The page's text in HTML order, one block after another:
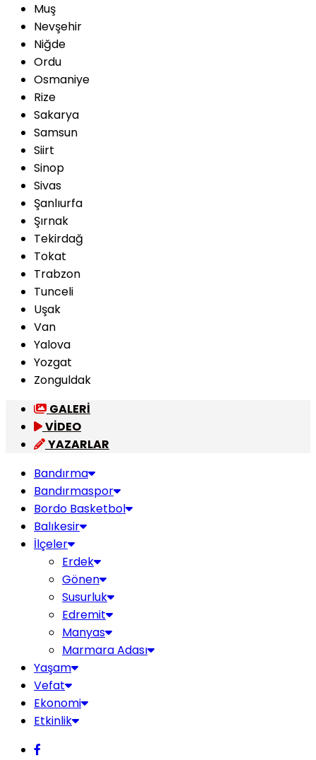
Muş
Nevşehir
Niğde
Ordu
Osmaniye
Rize
Sakarya
Samsun
Siirt
Sinop
Sivas
Şanlıurfa
Şırnak
Tekirdağ
Tokat
Trabzon
Tunceli
Uşak
Van
Yalova
Yozgat
Zonguldak
GALERİ
VİDEO
YAZARLAR
Bandırma
Bandırmaspor
Bordo Basketbol
Balıkesir
İlçeler
Erdek
Gönen
Susurluk
Edremit
Manyas
Marmara Adası
Yaşam
Vefat
Ekonomi
Etkinlik